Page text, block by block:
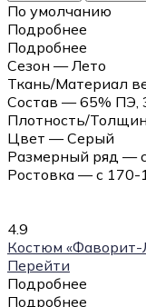
По умолчанию
Подробнее
Подробнее
Сезон — Лето
Ткань/Материал
Состав — 65% ПЭ,
Плотность/
Цвет — Серый
Размерный ряд —
Ростовка — с
4.9
Костюм «Фаворит-
Перейти
Подробнее
Подробнее